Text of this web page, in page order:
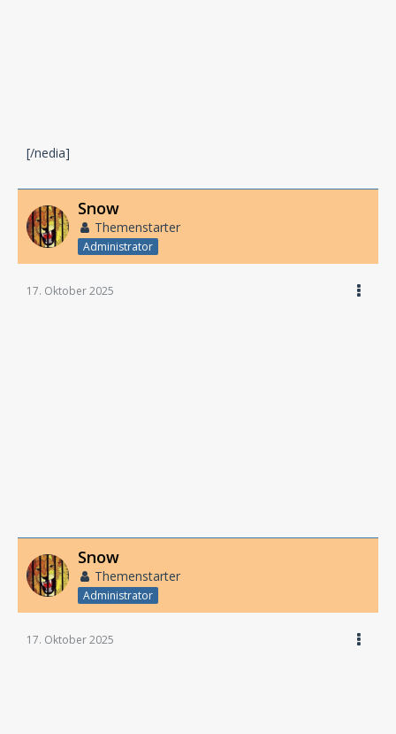
[/nedia]
Snow
Themenstarter
Administrator
17. Oktober 2025
Snow
Themenstarter
Administrator
17. Oktober 2025